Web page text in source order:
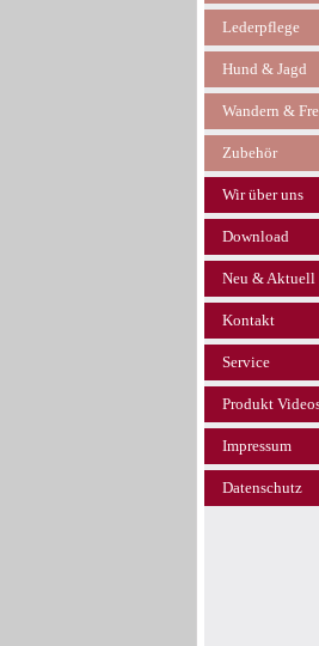
Lederpflege
Hund & Jagd
Wandern &
Zubehör
Wir über uns
Download
Neu & Aktuell
Kontakt
Service
Produkt
Impressum
Datenschutz